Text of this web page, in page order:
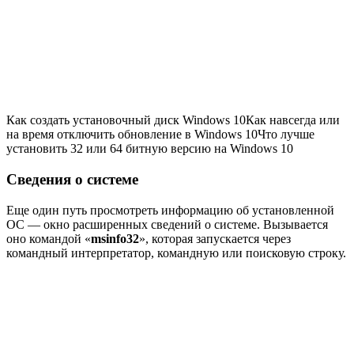
Как создать установочный диск Windows 10Как навсегда или
на время отключить обновление в Windows 10Что лучше
установить 32 или 64 битную версию на Windows 10
Сведения о системе
Еще один путь просмотреть информацию об установленной
ОС — окно расширенных сведений о системе. Вызывается
оно командой «msinfo32», которая запускается через
командный интерпретатор, командную или поисковую строку.